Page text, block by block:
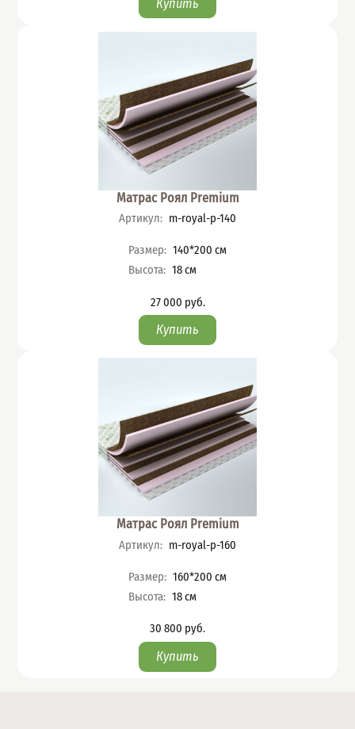
Матрас Роял Premium
Артикул: m-royal-p-140
Характеристики
Размер: 140*200 см
Высота: 18см
Цена
27 000 руб.
Матрас Роял Premium
Артикул: m-royal-p-160
Характеристики
Размер: 160*200 см
Высота: 18см
Цена
30 800 руб.